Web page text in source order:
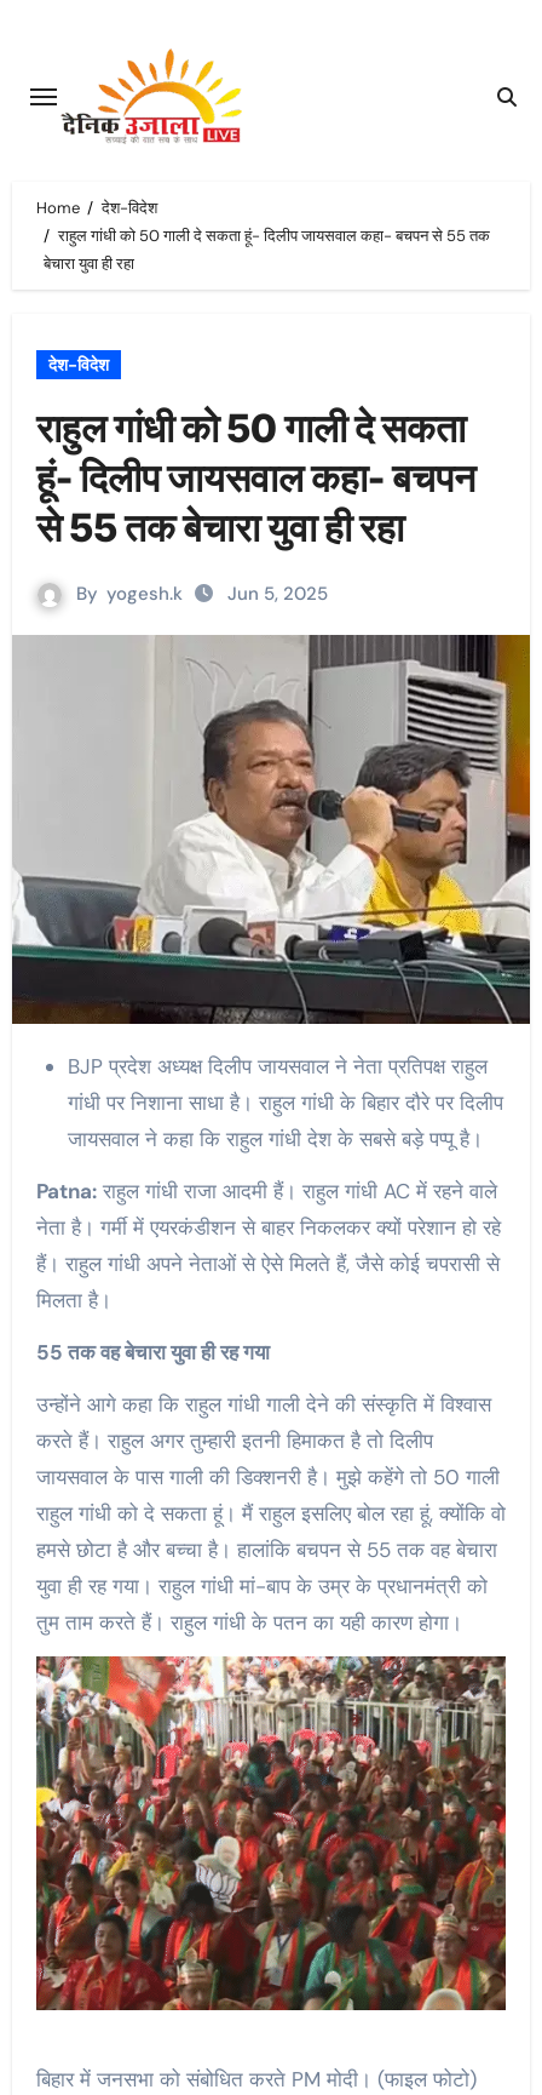
content
Home
देश-विदेश
राहुल गांधी को 50 गाली दे सकता हूं- दिलीप जायसवाल कहा- बचपन से 55 तक
बेचारा युवा ही रहा
देश-विदेश
राहुल गांधी को 50 गाली दे सकता
हूं- दिलीप जायसवाल कहा- बचपन
से 55 तक बेचारा युवा ही रहा
By yogesh.k Jun 5, 2025
BJP प्रदेश अध्यक्ष दिलीप जायसवाल ने नेता प्रतिपक्ष राहुल
गांधी पर निशाना साधा है। राहुल गांधी के बिहार दौरे पर दिलीप
जायसवाल ने कहा कि राहुल गांधी देश के सबसे बड़े पप्पू है।
Patna:राहुल गांधी राजा आदमी हैं। राहुल गांधी AC में रहने वाले
नेता है। गर्मी में एयरकंडीशन से बाहर निकलकर क्यों परेशान हो रहे
हैं। राहुल गांधी अपने नेताओं से ऐसे मिलते हैं, जैसे कोई चपरासी से
मिलता है।
55 तक वह बेचारा युवा ही रह गया
उन्होंने आगे कहा कि राहुल गांधी गाली देने की संस्कृति में विश्वास
करते हैं। राहुल अगर तुम्हारी इतनी हिमाकत है तो दिलीप
जायसवाल के पास गाली की डिक्शनरी है। मुझे कहेंगे तो 50 गाली
राहुल गांधी को दे सकता हूं। मैं राहुल इसलिए बोल रहा हूं, क्योंकि वो
हमसे छोटा है और बच्चा है। हालांकि बचपन से 55 तक वह बेचारा
युवा ही रह गया। राहुल गांधी मां-बाप के उम्र के प्रधानमंत्री को
तुम ताम करते हैं। राहुल गांधी के पतन का यही कारण होगा।
बिहार में जनसभा को संबोधित करते PM मोदी। (फाइल फोटो)